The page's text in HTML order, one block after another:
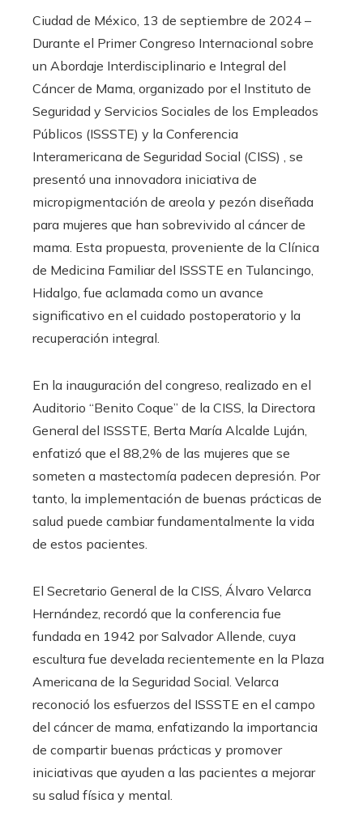
Ciudad de México, 13 de septiembre de 2024 –
Durante el Primer Congreso Internacional sobre
un Abordaje Interdisciplinario e Integral del
Cáncer de Mama, organizado por el Instituto de
Seguridad y Servicios Sociales de los Empleados
Públicos (ISSSTE) y la Conferencia
Interamericana de Seguridad Social (CISS) , se
presentó una innovadora iniciativa de
micropigmentación de areola y pezón diseñada
para mujeres que han sobrevivido al cáncer de
mama. Esta propuesta, proveniente de la Clínica
de Medicina Familiar del ISSSTE en Tulancingo,
Hidalgo, fue aclamada como un avance
significativo en el cuidado postoperatorio y la
recuperación integral.
En la inauguración del congreso, realizado en el
Auditorio “Benito Coque” de la CISS, la Directora
General del ISSSTE, Berta María Alcalde Luján,
enfatizó que el 88,2% de las mujeres que se
someten a mastectomía padecen depresión. Por
tanto, la implementación de buenas prácticas de
salud puede cambiar fundamentalmente la vida
de estos pacientes.
El Secretario General de la CISS, Álvaro Velarca
Hernández, recordó que la conferencia fue
fundada en 1942 por Salvador Allende, cuya
escultura fue develada recientemente en la Plaza
Americana de la Seguridad Social. Velarca
reconoció los esfuerzos del ISSSTE en el campo
del cáncer de mama, enfatizando la importancia
de compartir buenas prácticas y promover
iniciativas que ayuden a las pacientes a mejorar
su salud física y mental.